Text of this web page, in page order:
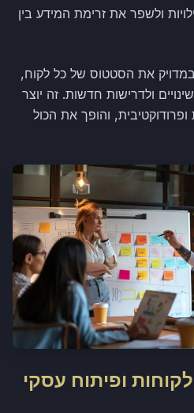
ולשפר את זרימת המידע בין
את הסטטוס של כל לקוח,
ולדרישות חדשות. זה יוצר
והופך את הכול